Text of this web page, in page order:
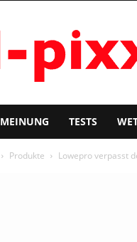
MEINUNG TESTS
Produkte Lowepro verpasst